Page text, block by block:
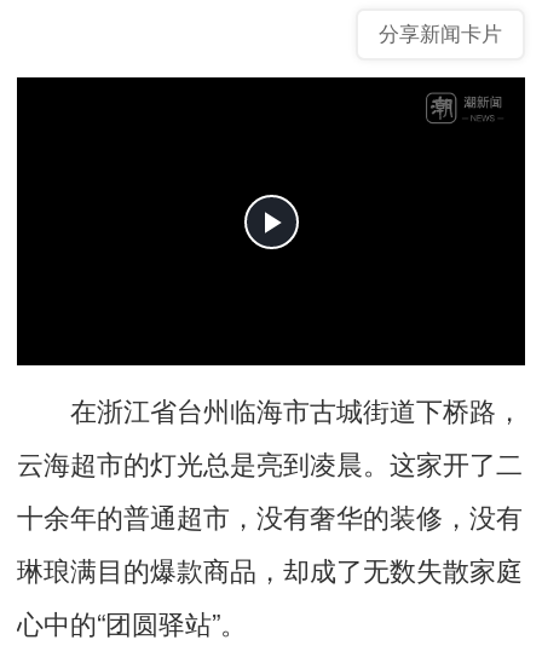
分享新闻卡片
在浙江省台州临海市古城街道下桥路，
云海超市的灯光总是亮到凌晨。这家开了二
十余年的普通超市，没有奢华的装修，没有
琳琅满目的爆款商品，却成了无数失散家庭
心中的“团圆驿站”。